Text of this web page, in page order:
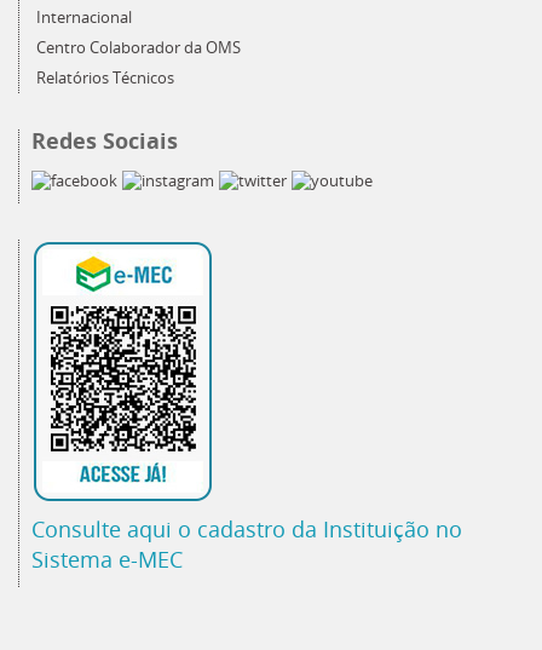
Internacional
Centro Colaborador da OMS
Relatórios Técnicos
Redes Sociais
Consulte aqui o cadastro da Instituição no
Sistema e-MEC